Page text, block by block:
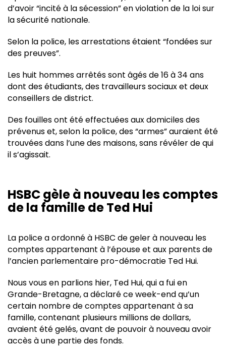
d’avoir “incité à la sécession” en violation de la loi sur
la sécurité nationale.
Selon la police, les arrestations étaient “fondées sur
des preuves”.
Les huit hommes arrêtés sont âgés de 16 à 34 ans
dont des étudiants, des travailleurs sociaux et deux
conseillers de district.
Des fouilles ont été effectuées aux domiciles des
prévenus et, selon la police, des “armes” auraient été
trouvées dans l’une des maisons, sans révéler de qui
il s’agissait.
HSBC gèle à nouveau les comptes
de la famille de Ted Hui
La police a ordonné à HSBC de geler à nouveau les
comptes appartenant à l’épouse et aux parents de
l’ancien parlementaire pro-démocratie Ted Hui.
Nous vous en parlions hier, Ted Hui, qui a fui en
Grande-Bretagne, a déclaré ce week-end qu’un
certain nombre de comptes appartenant à sa
famille, contenant plusieurs millions de dollars,
avaient été gelés, avant de pouvoir à nouveau avoir
accès à une partie des fonds.